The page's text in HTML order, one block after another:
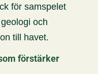
för samspelet
och
till havet.
förstärker